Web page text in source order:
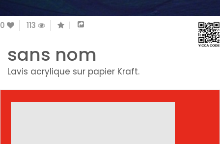
0 113
sans nom
Lavis acrylique sur papier Kraft.